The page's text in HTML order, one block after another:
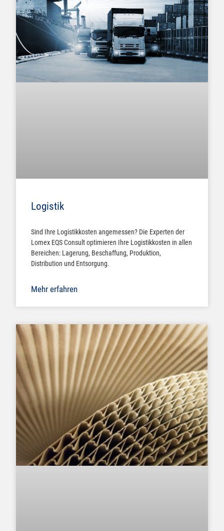
Logistik
Sind Ihre Logistikkosten angemessen? Die Experten der
Lomex EQS Consult optimieren Ihre Logistikkosten in allen
Bereichen: Lagerung, Beschaffung, Produktion,
Distribution und Entsorgung.
Mehr erfahren